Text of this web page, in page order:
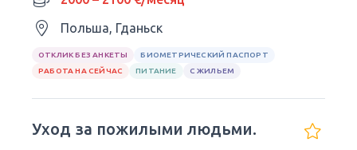
Польша, Гданьск
ОТКЛИК БЕЗ АНКЕТЫ
БИОМЕТРИЧЕСКИЙ ПАСПОРТ
РАБОТА НА СЕЙЧАС
ПИТАНИЕ С ЖИЛЬЕМ
Уход за пожилыми людьми.